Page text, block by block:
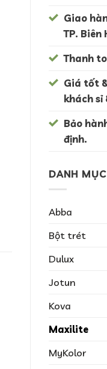
Giao
TP. Biên
Thanh
Giá tốt
khách sỉ
Bảo
định.
DANH
Abba
Bột trét
Dulux
Jotun
Kova
Maxilite
MyKolor